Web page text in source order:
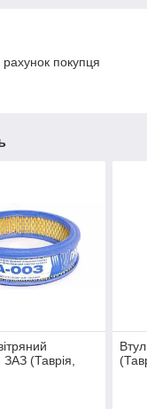
покупця
(Таврія,